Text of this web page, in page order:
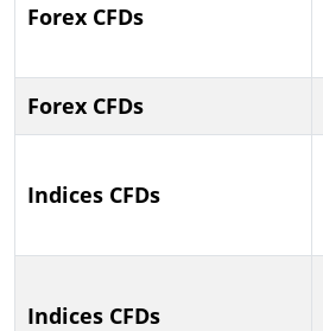
Forex CFDs
Forex CFDs
Indices CFDs
Indices CFDs